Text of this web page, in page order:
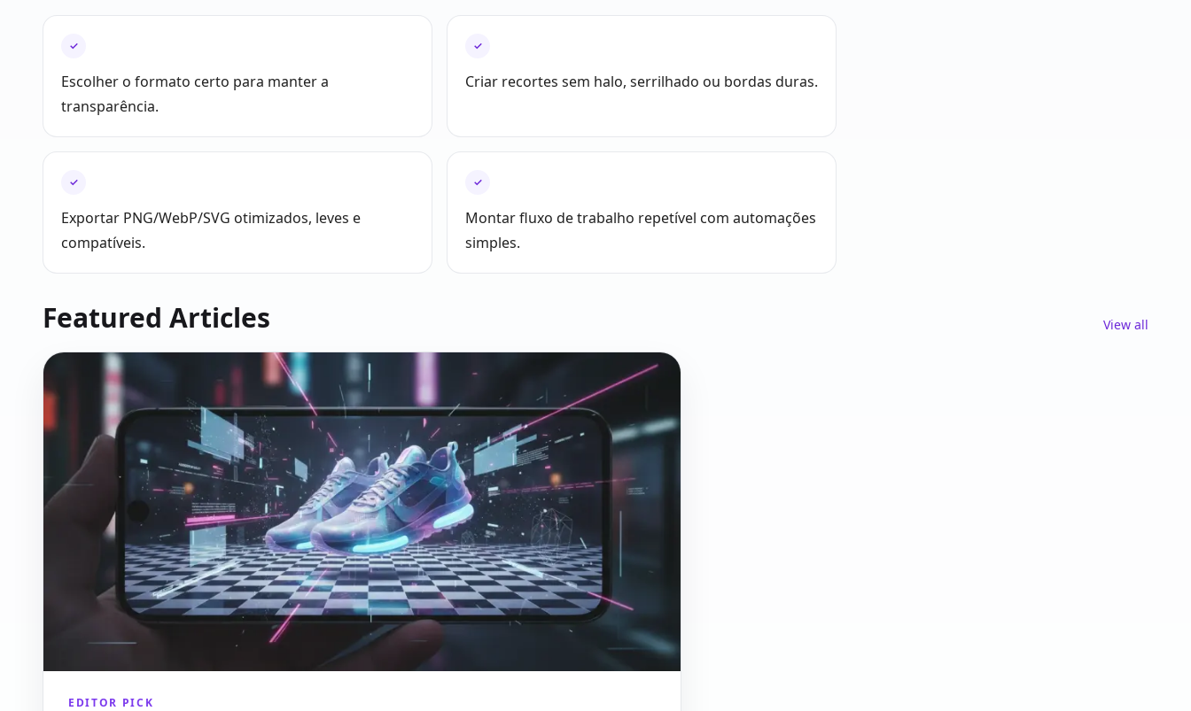
✓
Escolher o formato certo para manter a
transparência.
✓
Criar recortes sem halo, serrilhado ou bordas duras.
✓
Exportar PNG/WebP/SVG otimizados, leves e
compatíveis.
✓
Montar fluxo de trabalho repetível com automações
simples.
Featured Articles View all
EDITOR PICK